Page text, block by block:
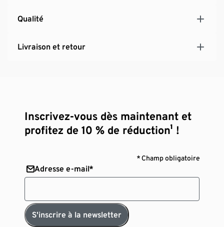
Qualité
Livraison et retour
Inscrivez-vous dès maintenant et
profitez de 10 % de réduction¹ !
* Champ obligatoire
Adresse e-mail*
S'inscrire à la newsletter